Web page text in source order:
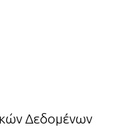
Δεδομένων